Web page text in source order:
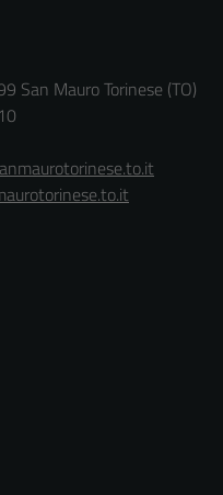
San Mauro Torinese (TO)
non raccolgono
informazioni